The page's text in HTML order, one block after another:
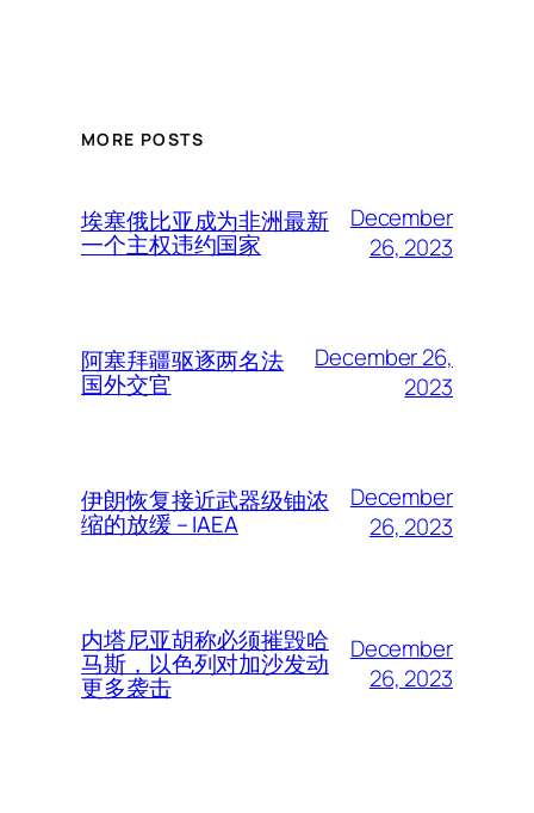
MORE POSTS
埃塞俄比亚成为非洲最新
一个主权违约国家
December
26, 2023
阿塞拜疆驱逐两名法
国外交官
December 26,
2023
伊朗恢复接近武器级铀浓
缩的放缓 – IAEA
December
26, 2023
内塔尼亚胡称必须摧毁哈
马斯，以色列对加沙发动
更多袭击
December
26, 2023